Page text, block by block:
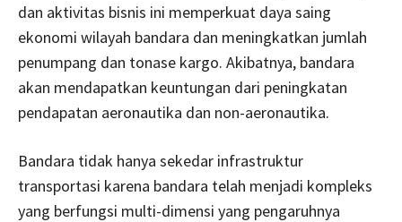
dan aktivitas bisnis ini memperkuat daya saing
ekonomi wilayah bandara dan meningkatkan jumlah
penumpang dan tonase kargo. Akibatnya, bandara
akan mendapatkan keuntungan dari peningkatan
pendapatan aeronautika dan non-aeronautika.
Bandara tidak hanya sekedar infrastruktur
transportasi karena bandara telah menjadi kompleks
yang berfungsi multi-dimensi yang pengaruhnya